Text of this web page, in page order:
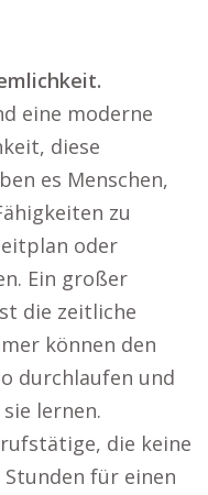
eine moderne
diese
es Menschen,
zu
oder
Ein großer
die zeitliche
können den
durchlaufen und
lernen.
die keine
für einen